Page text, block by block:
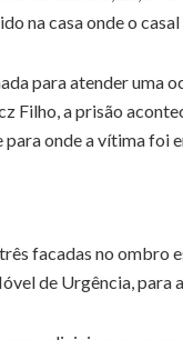
na casa onde o
para atender uma
Filho, a prisão
onde a vítima foi
facadas no ombro
de Urgência, para